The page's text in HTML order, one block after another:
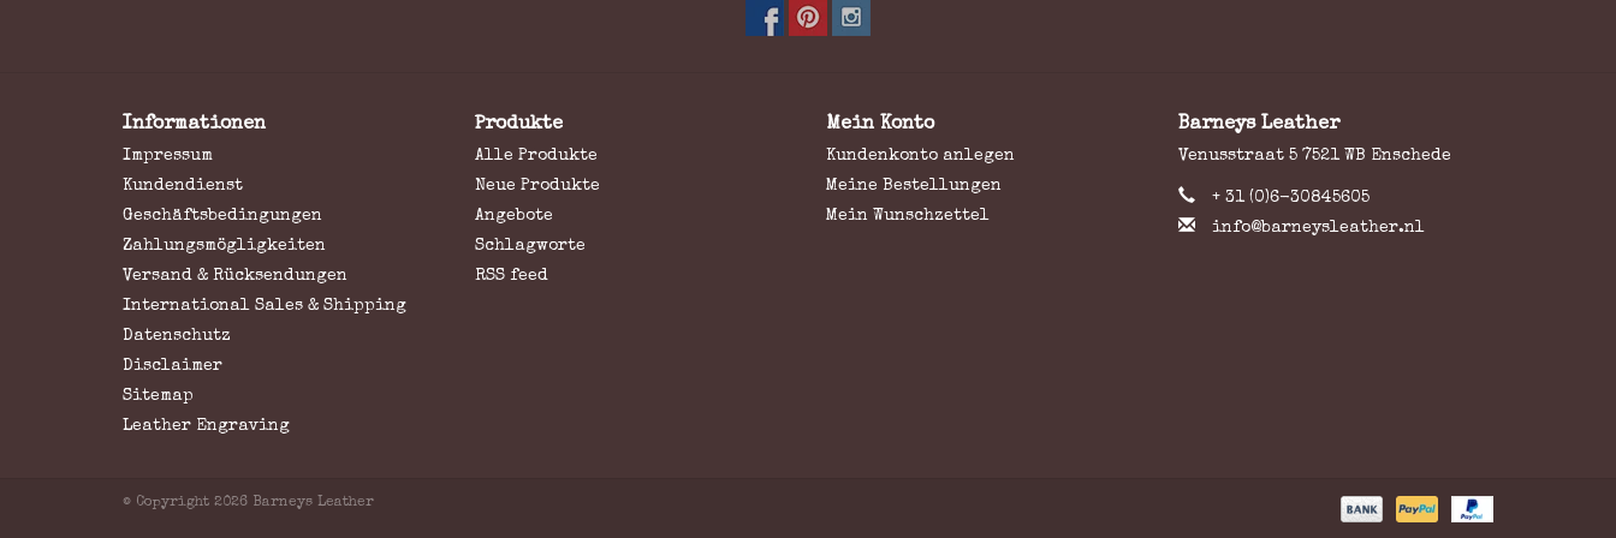
Informationen
Impressum
Kundendienst
Geschäftsbedingungen
Zahlungsmögligkeiten
Versand & Rücksendungen
International Sales & Shipping
Datenschutz
Disclaimer
Sitemap
Leather Engraving
Produkte
Alle Produkte
Neue Produkte
Angebote
Schlagworte
RSS feed
Mein Konto
Kundenkonto anlegen
Meine Bestellungen
Mein Wunschzettel
Barneys Leather
Venusstraat 5 7521 WB Enschede
+ 31 (0)6-30845605
info@barneysleather.nl